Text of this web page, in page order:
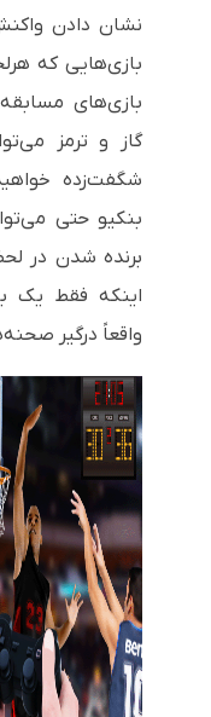
نشان دادن
بازی‌هایی که
بازی‌های
گاز و ترمز
شگفت‌زده
بنکیو حتی
برنده شدن در
اینکه فقط یک
واقعاً درگیر